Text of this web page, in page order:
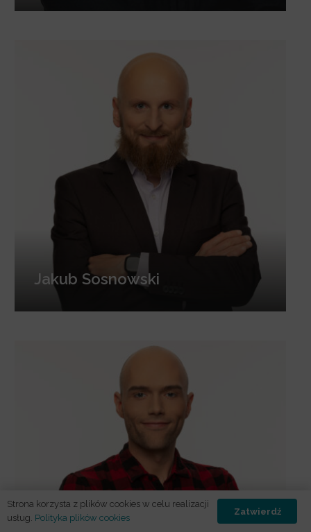
Jakub Sosnowski
Strona korzysta z plików cookies w celu realizacji
usług. Polityka plików cookies
Zatwierdź